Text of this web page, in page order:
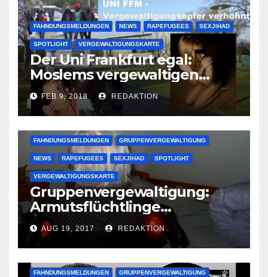
FAHNDUNGSMELDUNGEN NEWS RAPEFUGEES SEXJIHAD
SPOTLIGHT VERGEWALTIGUNGSKARTE
Der Uni Frankfurt egal:
Moslems vergewaltigen
deutsche Studentinnen auf
Uni-Campus
FEB 9, 2018 REDAKTION
FAHNDUNGSMELDUNGEN GRUPPENVERGEWALTIGUNG
NEWS RAPEFUGEES SEXJIHAD SPOTLIGHT
VERGEWALTIGUNGSKARTE
Gruppenvergewaltigung:
Armutsflüchtlinge
vergewaltigen bettlägerige
Oma im Schlaf
krankenhausreif
AUG 19, 2017 REDAKTION
FAHNDUNGSMELDUNGEN GRUPPENVERGEWALTIGUNG